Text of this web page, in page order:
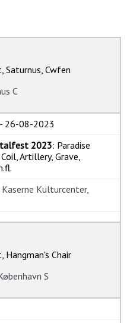
Saturnus, Cwfen
C
- 26-08-2023
2023: Paradise
Artillery, Grave,
Kulturcenter,
Hangman's Chair
S